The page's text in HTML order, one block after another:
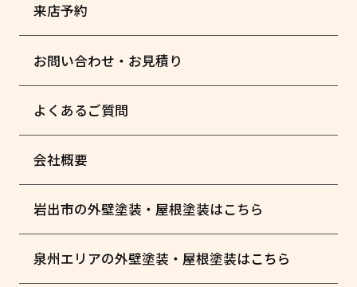
来店予約
お問い合わせ・お見積り
よくあるご質問
会社概要
岩出市の外壁塗装・屋根塗装はこちら
泉州エリアの外壁塗装・屋根塗装はこちら